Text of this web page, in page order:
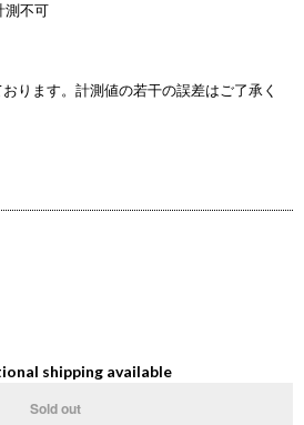
測不可
ります。計測値の若干の誤差はご了承く
shipping available
Sold out